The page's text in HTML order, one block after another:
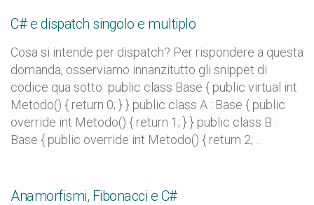
C# e dispatch singolo e multiplo
Cosa si intende per dispatch? Per rispondere a questa
domanda, osserviamo innanzitutto gli snippet di
codice qua sotto public class Base { public virtual int
Metodo() { return 0; } } public class A : Base { public
override int Metodo() { return 1; } } public class B :
Base { public override int Metodo() { return 2; ...
Anamorfismi, Fibonacci e C#